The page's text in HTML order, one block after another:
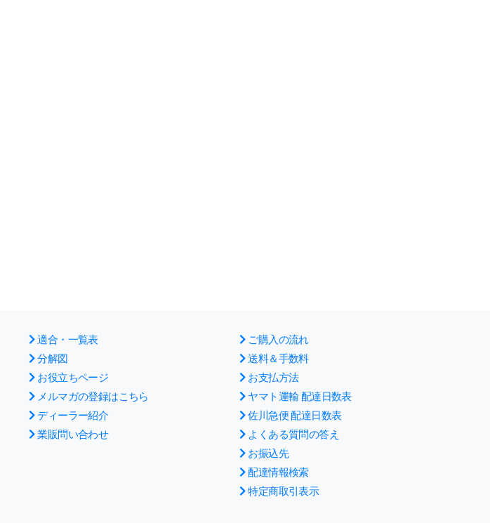
適合・一覧表
分解図
お役立ちページ
メルマガの登録はこちら
ディーラー紹介
業販問い合わせ
ご購入の流れ
送料＆手数料
お支払方法
ヤマト運輸 配達日数表
佐川急便 配達日数表
よくある質問の答え
お振込先
配達情報検索
特定商取引表示